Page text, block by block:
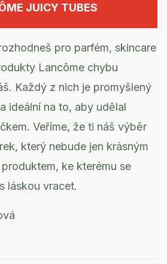
JUICY TUBES
pro parfém, skincare
Lancôme chybu
Každý z nich je promyšlený
ideální na to, aby udělal
Veříme, že ti náš výběr
který nebude jen krásným
ke kterému se
láskou vracet.